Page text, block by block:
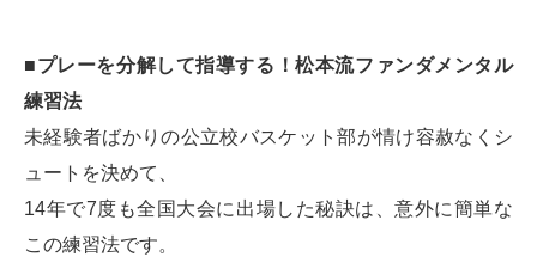
■プレーを分解して指導する！松本流ファンダメンタル
練習法
未経験者ばかりの公立校バスケット部が情け容赦なくシ
ュートを決めて、
14年で7度も全国大会に出場した秘訣は、意外に簡単な
この練習法です。